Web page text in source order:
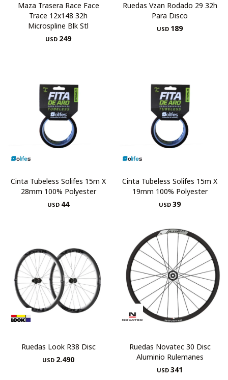
Maza Trasera Race Face
Trace 12x148 32h
Microspline Blk Stl
USD 249
Ruedas Vzan Rodado 29 32h
Para Disco
USD 189
Cinta Tubeless Solifes 15m X
28mm 100% Polyester
USD 44
Cinta Tubeless Solifes 15m X
19mm 100% Polyester
USD 39
Ruedas Look R38 Disc
USD 2.490
Ruedas Novatec 30 Disc
Aluminio Rulemanes
USD 341